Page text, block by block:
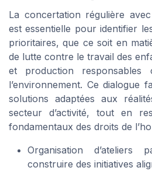
La concertation régulière
est essentielle pour identifier
prioritaires, que ce soit en
de lutte contre le travail des
et production
l’environnement. Ce dialogue
solutions adaptées aux
secteur d’activité, tout en
fondamentaux des droits de
Organisation d’ateliers
construire des initiatives